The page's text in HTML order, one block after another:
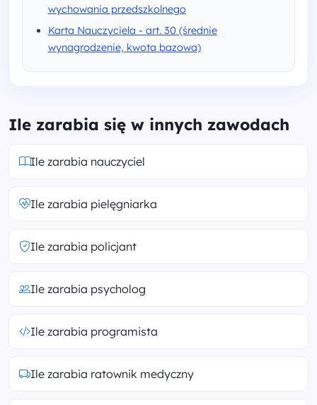
wychowania przedszkolnego
Karta Nauczyciela - art. 30 (średnie
wynagrodzenie, kwota bazowa)
Ile zarabia się w innych zawodach
Ile zarabia nauczyciel
Ile zarabia pielęgniarka
Ile zarabia policjant
Ile zarabia psycholog
Ile zarabia programista
Ile zarabia ratownik medyczny